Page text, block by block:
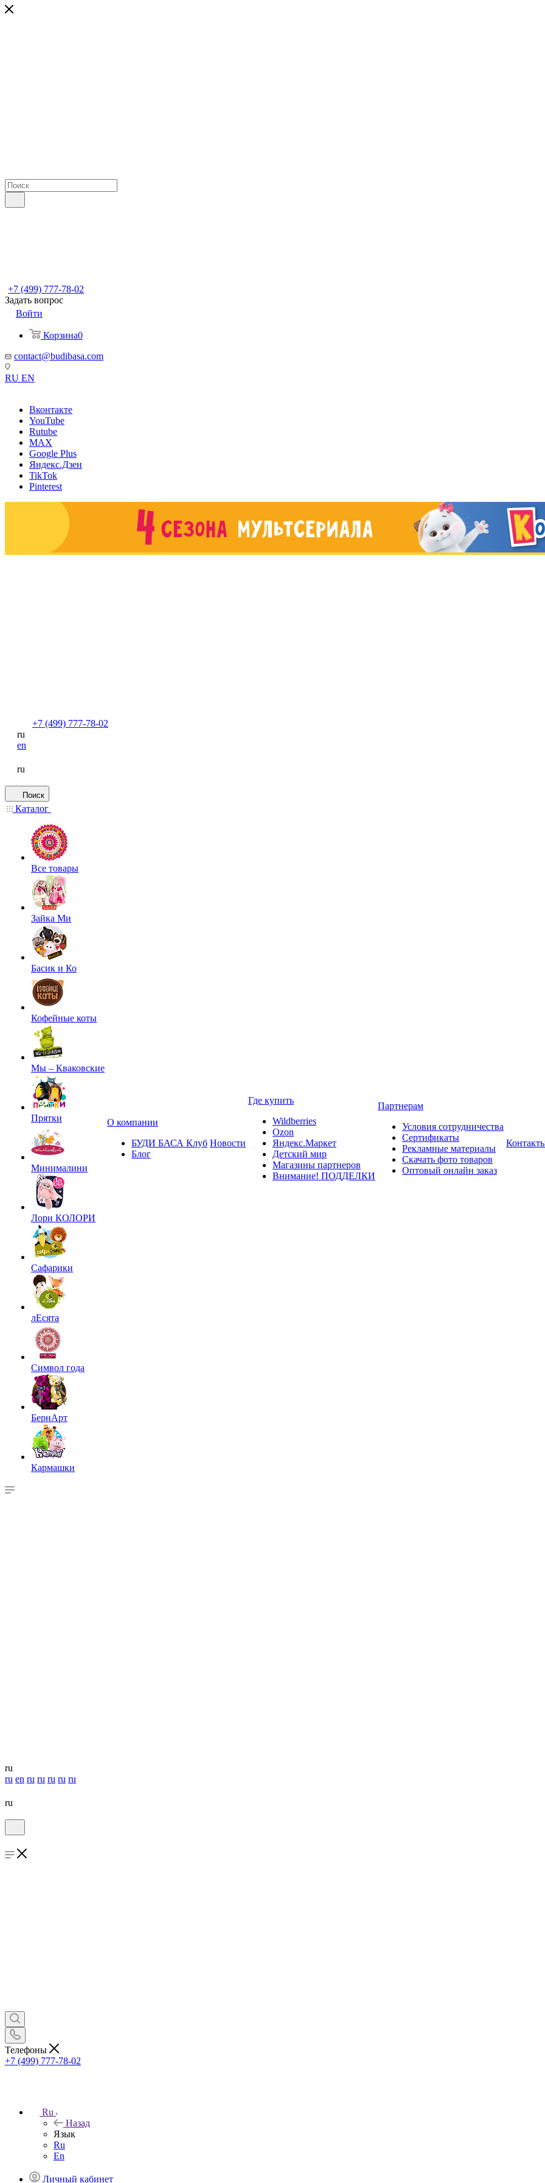
+7 (499) 777-78-02
Задать вопрос
Войти
Корзина0
contact@budibasa.com
RU EN
Вконтакте
YouTube
Rutube
MAX
Google Plus
Яндекс.Дзен
TikTok
Pinterest
+7 (499) 777-78-02
ru
en
ru
Поиск
Каталог
Все товары
Зайка Ми
Басик и Ко
Кофейные коты
Мы – Кваковские
Прятки
Минималини
Лори КОЛОРИ
Сафарики
лЕсята
Символ года
БернАрт
Кармашки
О компании
БУДИ БАСА Клуб
Блог
Новости
Где купить
Wildberries
Ozon
Яндекс.Маркет
Детский мир
Магазины партнеров
Внимание! ПОДДЕЛКИ
Партнерам
Условия сотрудничества
Сертификаты
Рекламные материалы
Скачать фото товаров
Оптовый онлайн заказ
ru
ru en ru ru ru ru ru
ru
Телефоны
+7 (499) 777-78-02
Ru
Назад
Язык
Ru
En
Личный кабинет